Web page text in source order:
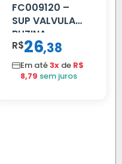
FC009120 –
SUP VALVULA
BUZINA
C/ALAVANCA
R$26,38
Em até3x de R$
8,79 sem juros